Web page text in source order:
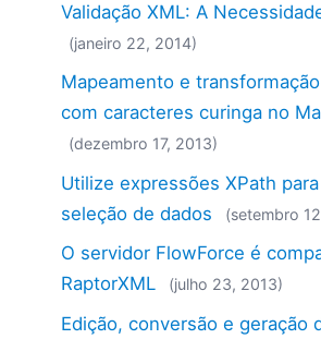
Validação XML: A
(janeiro 22, 2014)
Mapeamento e
com caracteres curinga no
(dezembro 17, 2013)
Utilize expressões XPath
seleção de dados
(setembro
O servidor FlowForce é
RaptorXML
(julho 23, 2013)
Edição, conversão e geração